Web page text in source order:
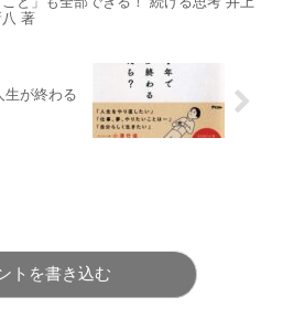
八 著
生が終わる
トを書き込む